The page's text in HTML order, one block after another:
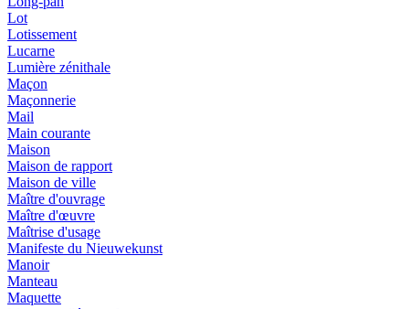
Lot
Lotissement
Lucarne
Lumière zénithale
Maçon
Maçonnerie
Mail
Main courante
Maison
Maison de rapport
Maison de ville
Maître d'ouvrage
Maître d'œuvre
Maîtrise d'usage
Manifeste du Nieuwekunst
Manoir
Manteau
Maquette